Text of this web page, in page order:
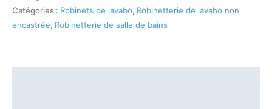
Catégories : Robinets de lavabo, Robinetterie de lavabo non
encastrée, Robinetterie de salle de bains